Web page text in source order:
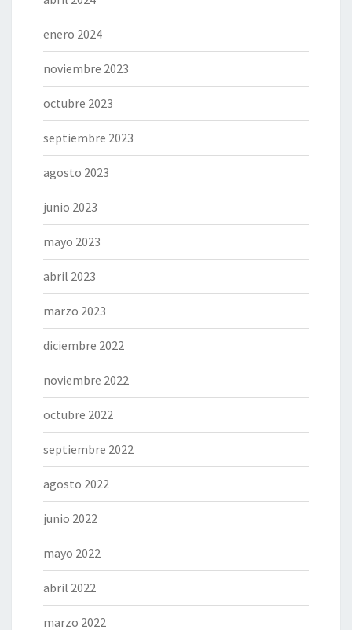
enero 2024
noviembre 2023
octubre 2023
septiembre 2023
agosto 2023
junio 2023
mayo 2023
abril 2023
marzo 2023
diciembre 2022
noviembre 2022
octubre 2022
septiembre 2022
agosto 2022
junio 2022
mayo 2022
abril 2022
marzo 2022